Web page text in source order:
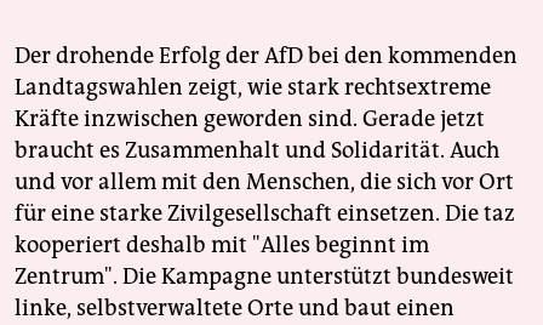
Der drohende Erfolg der AfD bei den kommenden
Landtagswahlen zeigt, wie stark rechtsextreme
Kräfte inzwischen geworden sind. Gerade jetzt
braucht es Zusammenhalt und Solidarität. Auch
und vor allem mit den Menschen, die sich vor Ort
für eine starke Zivilgesellschaft einsetzen. Die taz
kooperiert deshalb mit "Alles beginnt im
Zentrum". Die Kampagne unterstützt bundesweit
linke, selbstverwaltete Orte und baut einen